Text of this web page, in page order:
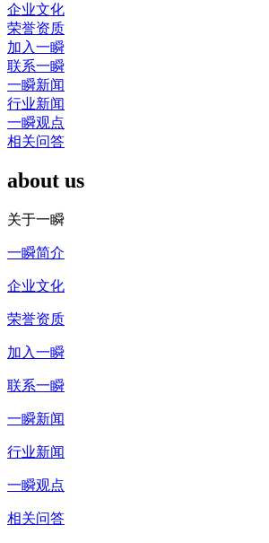
企业文化
荣誉资质
加入一瞬
联系一瞬
一瞬新闻
行业新闻
一瞬观点
相关问答
about us
关于一瞬
一瞬简介
企业文化
荣誉资质
加入一瞬
联系一瞬
一瞬新闻
行业新闻
一瞬观点
相关问答